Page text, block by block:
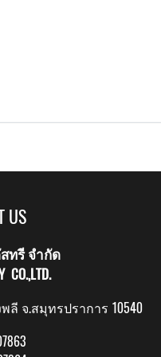
US
ทรี จำกัด
CO.,LTD.
ลี จ.สมุทรปราการ 10540